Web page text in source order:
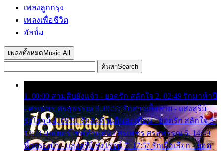
เพลงลูกกรุง
เพลงเพื่อชีวิต
อัลบั้ม
เพลงทั้งหมด Music All
ค้นหาSearch
1. 00:00 สามสิบยังแจ๋ว - ยอดรัก สลักใจ 2. 02:49 รักมาห้าปี
- ศรเพชร ศรสุพรรณ 3. 05:57 รักสาวเสื้อลาย - แสงสุรีย์
รุ่งโรจน์ 4. 09:51 รักสะท้านดินสะเทือน - ยอดรัก สลักใจ 5.
12:23 มอเตอร์ไซค์ทำหล่น - ศรเพชร ศรสุพรรณ 6. 14:49
หิ้วกระเป๋า - แสงสุรีย์ รุ่งโรจน์ 7. 17:57 รักเผื่อเลือก - ยอด